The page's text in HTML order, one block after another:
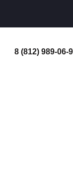
8 (812) 989-06-